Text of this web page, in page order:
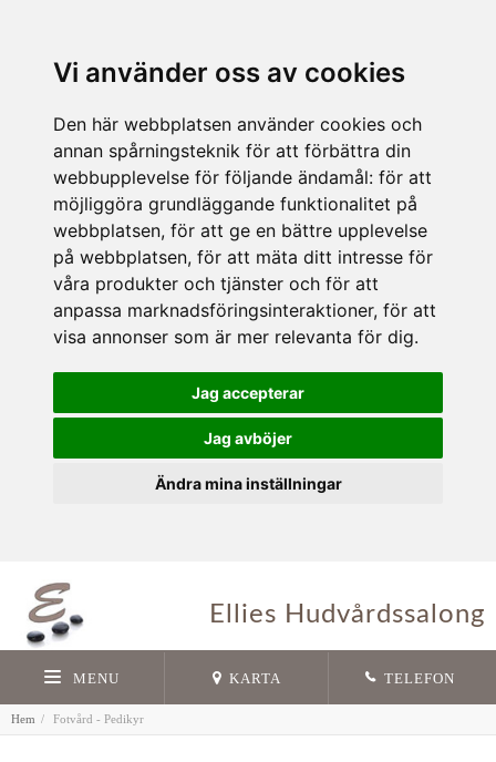
Vi använder oss av cookies
Den här webbplatsen använder cookies och
annan spårningsteknik för att förbättra din
webbupplevelse för följande ändamål: för att
möjliggöra grundläggande funktionalitet på
webbplatsen, för att ge en bättre upplevelse
på webbplatsen, för att mäta ditt intresse för
våra produkter och tjänster och för att
anpassa marknadsföringsinteraktioner, för att
visa annonser som är mer relevanta för dig.
Jag accepterar
Jag avböjer
Ändra mina inställningar
Ellies Hudvårdssalong
MENU KARTA TELEFON
Hem Fotvård - Pedikyr